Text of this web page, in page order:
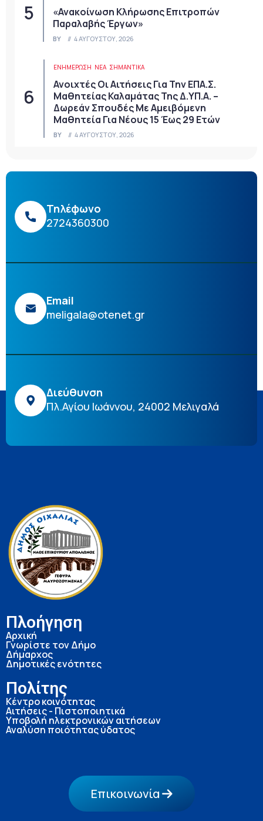
«Ανακοίνωση Κλήρωσης Επιτροπών
Παραλαβής Έργων»
BY 4 ΑΥΓΟΎΣΤΟΥ, 2026
ΕΝΗΜΕΡΩΣΗ ΝΈΑ ΣΗΜΑΝΤΙΚΆ
Ανοιχτές Οι Αιτήσεις Για Την ΕΠΑ.Σ.
Μαθητείας Καλαμάτας Της Δ.ΥΠ.Α. –
Δωρεάν Σπουδές Με Αμειβόμενη
Μαθητεία Για Νέους 15 Έως 29 Ετών
BY 4 ΑΥΓΟΎΣΤΟΥ, 2026
Τηλέφωνο
2724360300
Email
meligala@otenet.gr
Διεύθυνση
Πλ.Αγίου Ιωάννου, 24002 Μελιγαλά
Πλοήγηση
Αρχική
Γνωρίστε τον Δήμο
Δήμαρχος
Δημοτικές ενότητες
Πολίτης
Κέντρο κοινότητας
Αιτήσεις - Πιστοποιητικά
Υποβολή ηλεκτρονικών αιτήσεων
Αναλύση ποιότητας ύδατος
Επικοινωνία